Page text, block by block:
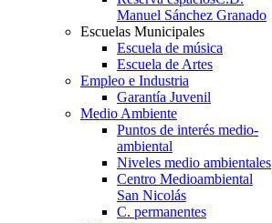
Manuel Sánchez Granado
Escuelas Municipales
Escuela de música
Escuela de Artes
Empleo e Industria
Garantía Juvenil
Medio Ambiente
Puntos de interés medio-
ambiental
Niveles medio ambientales
Centro Medioambiental
San Nicolás
C. permanentes